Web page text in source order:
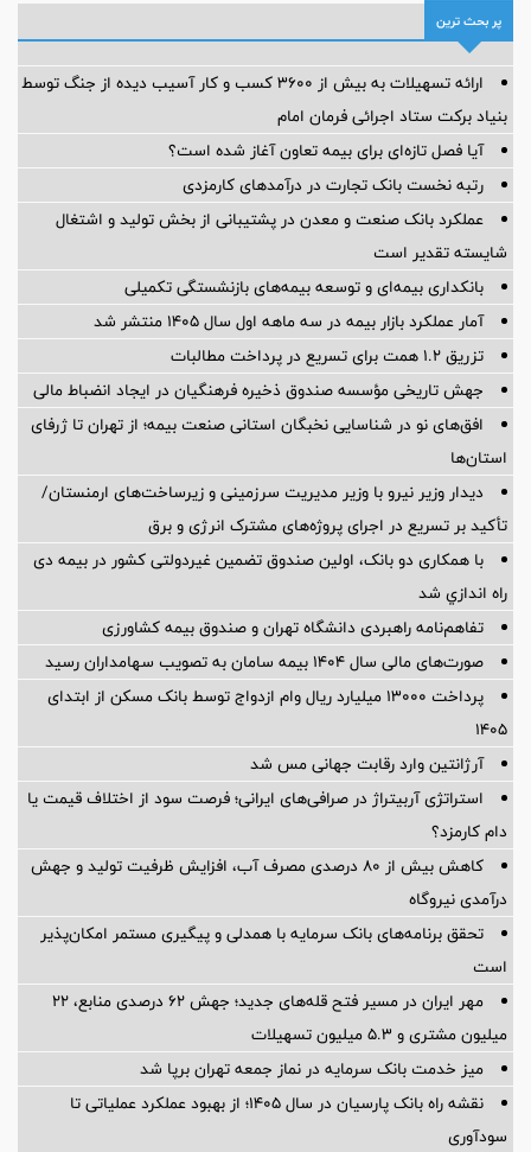
پر بحث ترین
ارائه تسهیلات به بیش از ۳۶۰۰ کسب و کار آسیب دیده از جنگ توسط
بنیاد برکت ستاد اجرائی فرمان امام
آیا فصل تازه‌ای برای بیمه تعاون آغاز شده است؟
رتبه نخست بانک تجارت در درآمدهای کارمزدی
عملکرد بانک صنعت و معدن در پشتیبانی از بخش تولید و اشتغال
شایسته تقدیر است
بانکداری بیمه‌ای و توسعه بیمه‌های بازنشستگی تکمیلی
آمار عملكرد بازار بیمه در سه ماهه اول سال 1405 منتشر شد
تزریق ۱.۲ همت برای تسریع در پرداخت مطالبات
جهش تاریخی مؤسسه صندوق ذخیره فرهنگیان در ایجاد انضباط مالی
افق‌های نو در شناسایی نخبگان استانی صنعت بیمه؛ از تهران تا ژرفای
استان‌ها
دیدار وزیر نیرو با وزیر مدیریت سرزمینی و زیرساخت‌های ارمنستان/
تأکید بر تسریع در اجرای پروژه‌های مشترک انرژی و برق
با همکاری دو بانک، اولین صندوق تضمین غیردولتی کشور در بیمه دی
راه اندازي شد
تفاهم‌نامه راهبردی دانشگاه تهران و صندوق بیمه كشاورزی
صورت‌های مالی سال ۱۴۰۴ بیمه سامان به تصویب سهامداران رسید
پرداخت ۱۳۰۰۰ میلیارد ریال وام ازدواج توسط بانک مسکن از ابتدای
۱۴۰۵
آرژانتین وارد رقابت جهانی مس شد
استراتژی آربیتراژ در صرافی‌های ایرانی؛ فرصت سود از اختلاف قیمت یا
دام کارمزد؟
کاهش بیش از ۸۰ درصدی مصرف آب، افزایش ظرفیت تولید و جهش
درآمدی نیروگاه
تحقق برنامه‌های بانک سرمایه با همدلی و پیگیری مستمر امکان‌پذیر
است
مهر ایران در مسیر فتح قله‌های جدید؛ جهش ۶۲ درصدی منابع، ۲۲
میلیون مشتری و ۵.۳ میلیون تسهیلات
میز خدمت بانک سرمایه در نماز جمعه تهران برپا شد
نقشه راه بانک پارسیان در سال ۱۴۰۵؛ از بهبود عملکرد عملیاتی تا
سودآوری